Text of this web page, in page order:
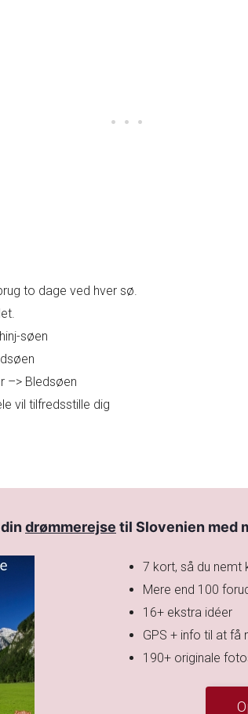
to dage ved hver sø.
søen
–> Bledsøen
vil tilfredsstille dig
drømmerejse til Slovenien med
7 kort, så du nemt
Mere end 100
16+ ekstra idéer
GPS + info til at få
190+ originale